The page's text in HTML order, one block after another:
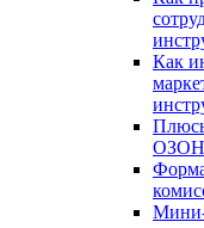
Как
ОЗОН
Мини-